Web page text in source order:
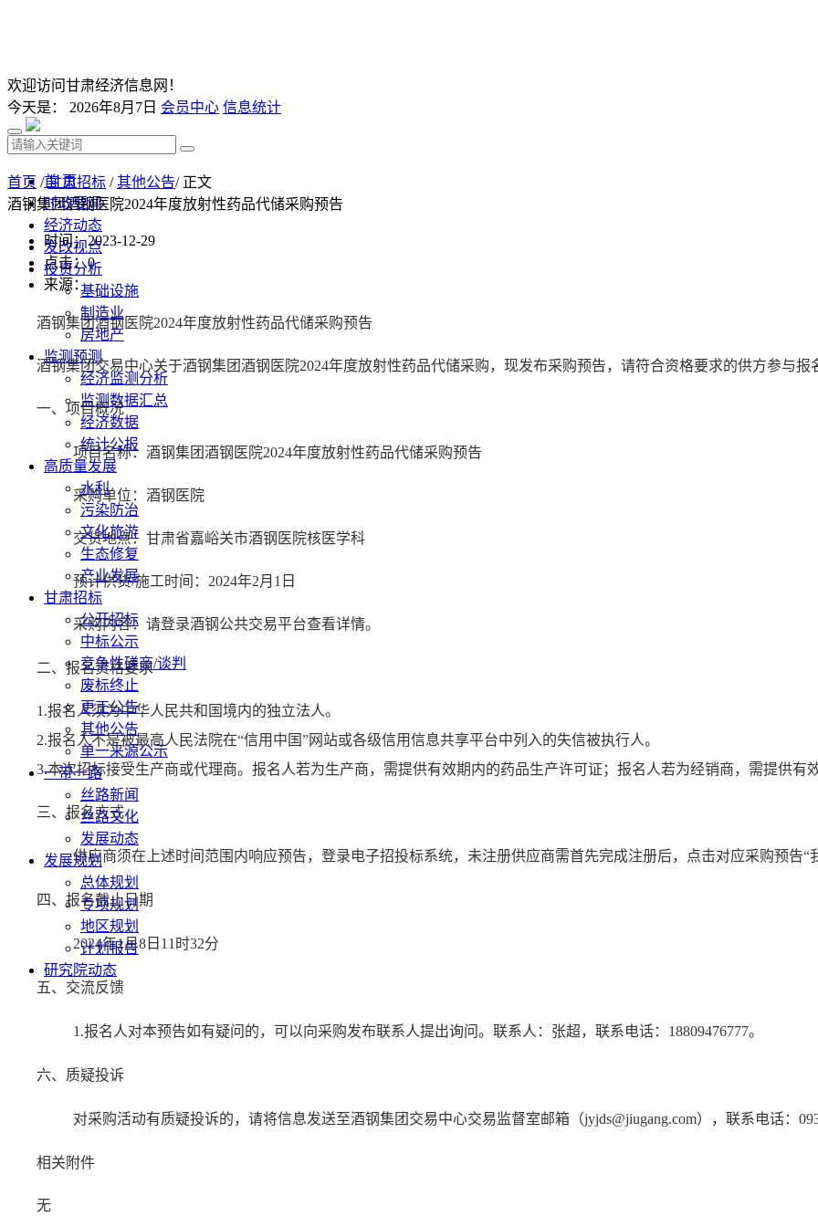
欢迎访问甘肃经济信息网！
今天是： 2026年8月7日 会员中心 信息统计
首 页
时政要闻
经济动态
发改视点
投资分析
基础设施
制造业
房地产
监测预测
经济监测分析
监测数据汇总
经济数据
统计公报
高质量发展
水利
污染防治
文化旅游
生态修复
产业发展
甘肃招标
公开招标
中标公示
竞争性磋商/谈判
废标终止
更正公告
其他公告
单一来源公示
一带一路
丝路新闻
丝路文化
发展动态
发展规划
总体规划
专项规划
地区规划
计划报告
研究院动态
首页 /甘肃招标 /其他公告/ 正文
酒钢集团酒钢医院2024年度放射性药品代储采购预告
时间：2023-12-29
点击：0
来源：
酒钢集团酒钢医院2024年度放射性药品代储采购预告
酒钢集团交易中心关于酒钢集团酒钢医院2024年度放射性药品代储采购，现发布采购预告，请符合资格要求的供方参与报
一、项目概况
项目名称： 酒钢集团酒钢医院2024年度放射性药品代储采购预告
采购单位： 酒钢医院
交货地点： 甘肃省嘉峪关市酒钢医院核医学科
预计供货/施工时间： 2024年2月1日
采购内容：请登录酒钢公共交易平台查看详情。
二、报名资格要求
1.报名人须为中华人民共和国境内的独立法人。
2.报名人不是被最高人民法院在“信用中国”网站或各级信用信息共享平台中列入的失信被执行人。
3.本次招标接受生产商或代理商。报名人若为生产商，需提供有效期内的药品生产许可证；报名人若为经销商，需提供有
三、报名方式
供应商须在上述时间范围内响应预告，登录电子招投标系统，未注册供应商需首先完成注册后，点击对应采购预告“
四、报名截止日期
2024年1月8日11时32分
五、交流反馈
1.报名人对本预告如有疑问的，可以向采购发布联系人提出询问。联系人：张超，联系电话：18809476777。
六、质疑投诉
对采购活动有质疑投诉的，请将信息发送至酒钢集团交易中心交易监督室邮箱（jyjds@jiugang.com），联系电话：
相关附件
无